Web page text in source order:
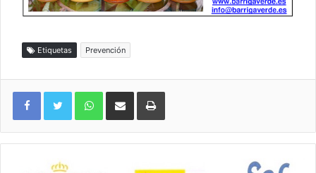
Etiquetas Prevención
WhatsAppCompartir por correo electrónicoImprimir